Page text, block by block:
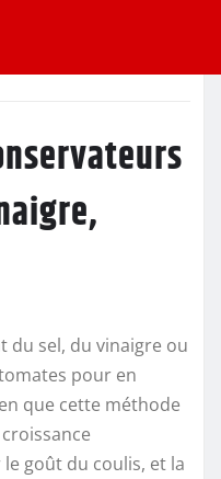
du sel, du vinaigre ou
pour en
que cette méthode
goût du coulis, et la